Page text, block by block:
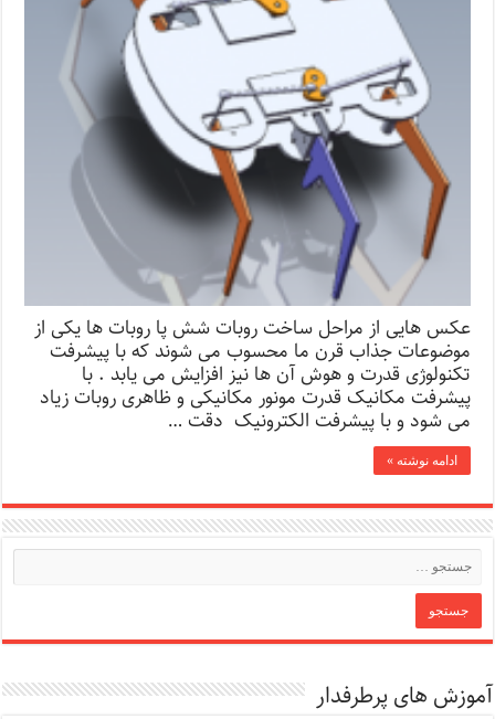
عکس هایی از مراحل ساخت روبات شش پا روبات ها یکی از
موضوعات جذاب قرن ما محسوب می شوند که با پیشرفت
تکنولوژی قدرت و هوش آن ها نیز افزایش می یابد . با
پیشرفت مکانیک قدرت مونور مکانیکی و ظاهری روبات زیاد
می شود و با پیشرفت الکترونیک دقت …
ادامه نوشته »
آموزش های پرطرفدار